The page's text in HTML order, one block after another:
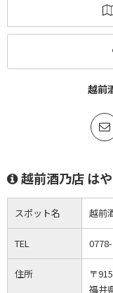
越前
越前酒乃店 は
スポット名 越前
TEL
住所
〒
福井